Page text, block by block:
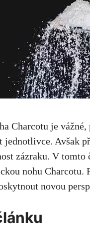
Charcotu je
jednotlivce. Avšak‍
zázraku. V
nohu Charcotu.
novou